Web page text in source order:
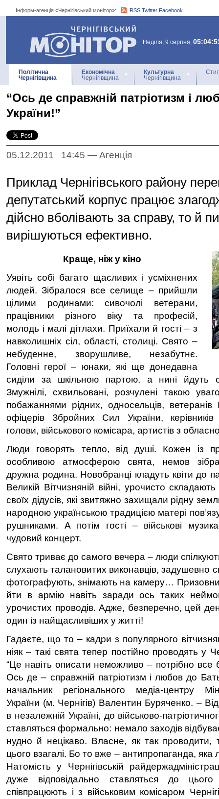
Інформ-агенція «Чернігівський монітор»: RSS Twitter Facebook
Інформ-агенція
«Чернігівський монітор»
Неділя, 9 серпня,
Політична
Чернігівщина
Економічна
Чернігівщина
Культурна
Чернігівщина
“Ось де справжній патріотизм і
України!”
05.12.2011 14:45 — Агенцiя
Приклад Чернігівського району
депутатський корпус працює
дійсно вболівають за справу, то й
вирішуються ефективно.
Краще, ніж у кіно
Уявіть собі багато щасливих і усміхнених
людей. Зібралося все селище – прийшли
цілими родинами: сивочолі ветерани,
працівники різного віку та професій,
молодь і малі дітлахи. Приїхали й гості – з
навколишніх сіл, області, столиці. Свято –
небуденне, зворушливе, незабутнє.
Головні герої – юнаки, які ще донедавна
сиділи за шкільною партою, а нині йдуть
Змужнілі, схвильовані, розчулені такою
побажаннями рідних, односельців, ветеранів
офіцерів Збройних Сил України,
голови, військового комісара, артистів з
Люди говорять тепло, від душі. Кожен із
особливою атмосферою свята, немов
дружна родина. Новобранці кладуть квіти до
Великій Вітчизняній війні, урочисто
своїх дідусів, які звитяжно захищали рідну
народною українською традицією матері
рушниками. А потім гості – військові
чудовий концерт.
Свято триває до самого вечера – люди
слухають талановитих виконавців, задушевно
фотографують, знімають на камеру…
йти в армію навіть заради ось таких
урочистих проводів. Адже, безперечно, цей
один із найщасливіших у житті!
Гадаєте, що то – кадри з популярного
ніяк – такі свята тепер постійно проводять у
“Це навіть описати неможливо – потрібно все
Ось де – справжній патріотизм і любов до
начальник регіонального медіа-центру
України (м. Чернігів) Валентин Буряченко. –
в незалежній Україні, до військово-
ставляться формально: немало заходів
нудно й нецікаво. Власне, як так
цього взагалі. Бо то вже – антипропаганда, яка
Натомість у Чернігівській
дуже відповідально ставляться до
співпрацюють і з військовим комісаром